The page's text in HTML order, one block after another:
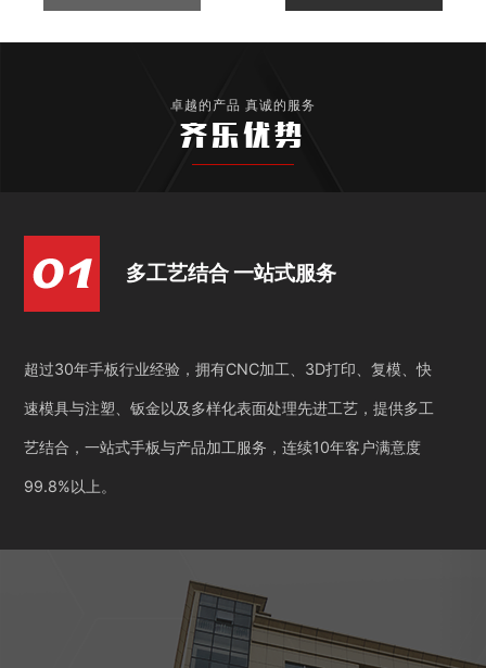
卓越的产品 真诚的服务
齐乐优势
多工艺结合 一站式服务
超过30年手板行业经验，拥有CNC加工、3D打印、复模、快
速模具与注塑、钣金以及多样化表面处理先进工艺，提供多工
艺结合，一站式手板与产品加工服务，连续10年客户满意度
99.8%以上。